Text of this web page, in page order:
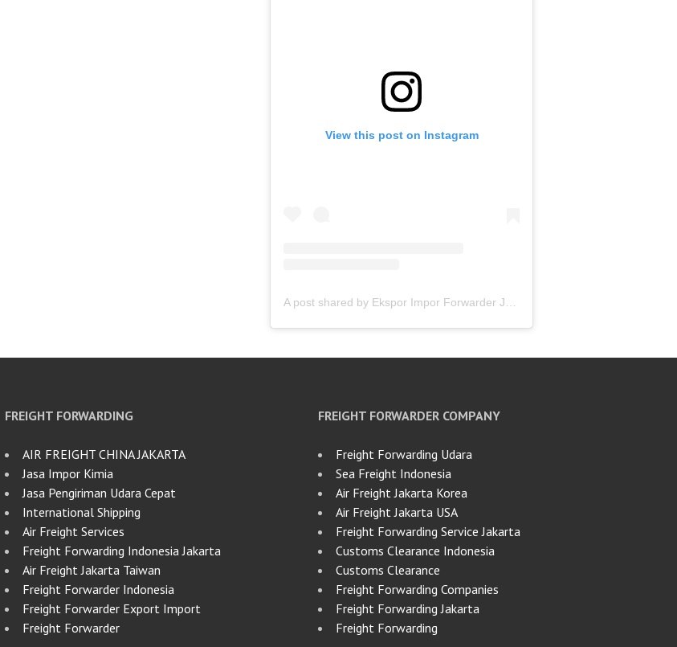
View this post on Instagram
FREIGHT FORWARDING
AIR FREIGHT CHINA JAKARTA
Jasa Impor Kimia
Jasa Pengiriman Udara Cepat
International Shipping
Air Freight Services
Freight Forwarding Indonesia Jakarta
Air Freight Jakarta Taiwan
Freight Forwarder Indonesia
Freight Forwarder Export Import
Freight Forwarder
FREIGHT FORWARDER COMPANY
Freight Forwarding Udara
Sea Freight Indonesia
Air Freight Jakarta Korea
Air Freight Jakarta USA
Freight Forwarding Service Jakarta
Customs Clearance Indonesia
Customs Clearance
Freight Forwarding Companies
Freight Forwarding Jakarta
Freight Forwarding